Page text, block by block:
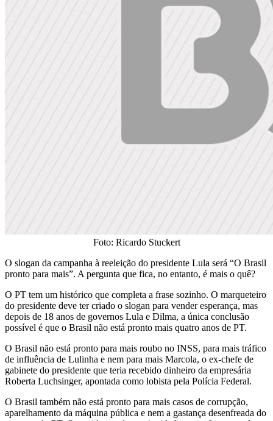
Foto: Ricardo Stuckert
O slogan da campanha à reeleição do presidente Lula será “O Brasil
pronto para mais”. A pergunta que fica, no entanto, é mais o quê?
O PT tem um histórico que completa a frase sozinho. O marqueteiro
do presidente deve ter criado o slogan para vender esperança, mas
depois de 18 anos de governos Lula e Dilma, a única conclusão
possível é que o Brasil não está pronto mais quatro anos de PT.
O Brasil não está pronto para mais roubo no INSS, para mais tráfico
de influência de Lulinha e nem para mais Marcola, o ex-chefe de
gabinete do presidente que teria recebido dinheiro da empresária
Roberta Luchsinger, apontada como lobista pela Polícia Federal.
O Brasil também não está pronto para mais casos de corrupção,
aparelhamento da máquina pública e nem a gastança desenfreada do